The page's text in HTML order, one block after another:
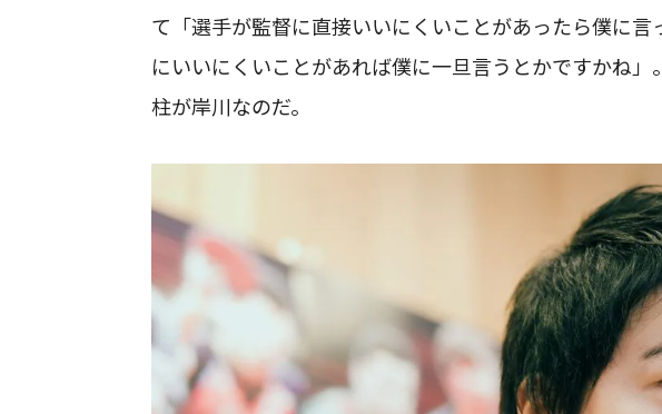
て「選手が監督に直接いいにくいことがあったら僕に
にいいにくいことがあれば僕に一旦言うとかですかね」
柱が岸川なのだ。